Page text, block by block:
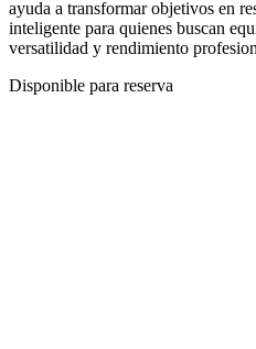
ayuda a transformar objetivos en
inteligente para quienes buscan
versatilidad y rendimiento
Disponible para reserva